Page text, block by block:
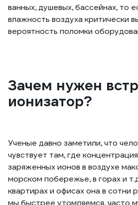
ванных, душевых, бассейнах, то
влажность воздуха критически
вероятность поломки
Зачем нужен
ионизатор?
Ученые давно заметили, что
чувствует там, где
заряженных ионов в воздухе
морском побережье, в горах и
квартирах и офисах она в сотни
мы быстрее утомляемся, часто